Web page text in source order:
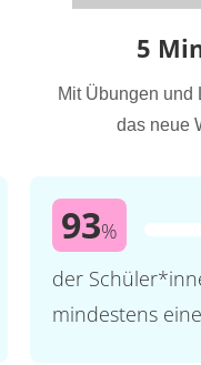
5
Mit Übungen und
das neue
93%
der
mindestens